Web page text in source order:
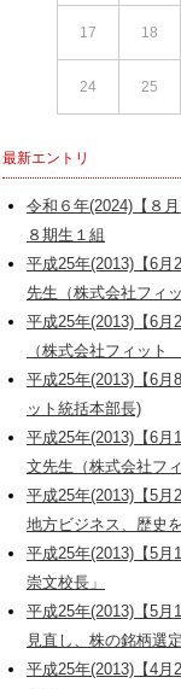
17 18
24 25
最新エントリ
令和６年(2024)【８
８期生１組
平成25年(2013)【6
先生（株式会社フィ
平成25年(2013)【6
（株式会社フィット
平成25年(2013)【6
ット統括本部長)
平成25年(2013)【6
文先生（株式会社フ
平成25年(2013)【5
地方ビジネス、歴史
平成25年(2013)【5
崇文校長」
平成25年(2013)【5
見直し、株の銘柄選
平成25年(2013)【4